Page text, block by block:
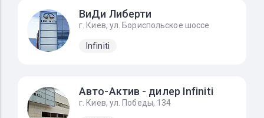
ВиДи Либерти
г. Киев, ул. Бориспольское шоссе
Infiniti
Авто-Актив - дилер Infiniti
г. Киев, ул. Победы, 134